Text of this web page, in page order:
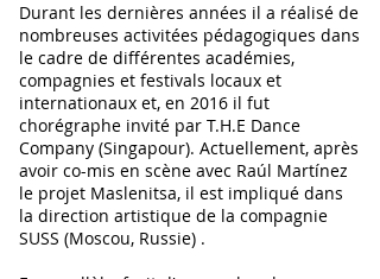
Durant les dernières années il a réalisé de
nombreuses activitées pédagogiques dans
le cadre de différentes académies,
compagnies et festivals locaux et
internationaux et, en 2016 il fut
chorégraphe invité par T.H.E Dance
Company (Singapour). Actuellement, après
avoir co-mis en scène avec Raúl Martínez
le projet Maslenitsa, il est impliqué dans
la direction artistique de la compagnie
SUSS (Moscou, Russie) .